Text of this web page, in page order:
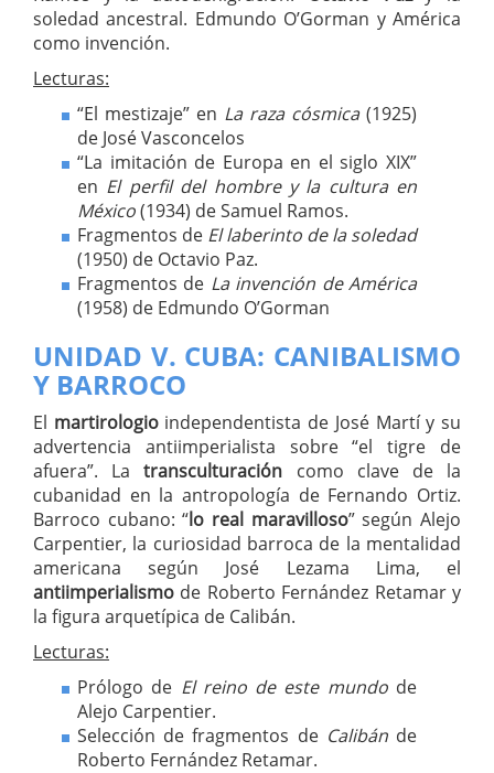
soledad ancestral. Edmundo O’Gorman y América
como invención.
Lecturas:
“El mestizaje” en La raza cósmica(1925)
de José Vasconcelos
“La imitación de Europa en el siglo XIX”
en El perfil del hombre y la cultura en
México(1934) de Samuel Ramos.
Fragmentos de El laberinto de la soledad
(1950) de Octavio Paz.
Fragmentos de La invención de América
(1958) de Edmundo O’Gorman
UNIDAD V. CUBA: CANIBALISMO
Y BARROCO
El martirologioindependentista de José Martí y su
advertencia antiimperialista sobre “el tigre de
afuera”. Latransculturación como clave de la
cubanidad en la antropología de Fernando Ortiz.
Barroco cubano: “lo real maravilloso” según Alejo
Carpentier, la curiosidad barroca de la mentalidad
americana según José Lezama Lima, el
antiimperialismo de Roberto Fernández Retamar y
la figura arquetípica de Calibán.
Lecturas:
Prólogo de El reino de este mundode
Alejo Carpentier.
Selección de fragmentos de Calibánde
Roberto Fernández Retamar.